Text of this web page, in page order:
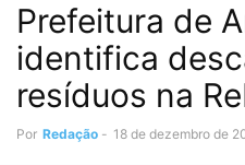
Prefeitura de
identifica
resíduos na
Por Redação - 18 de dezembro de